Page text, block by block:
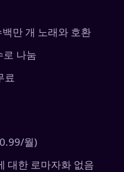
만 개 노래와 호환
나눔
료
월)
대한 로마자화 없음